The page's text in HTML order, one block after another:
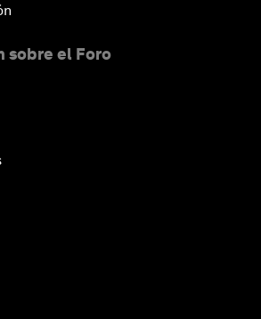
sobre el Foro